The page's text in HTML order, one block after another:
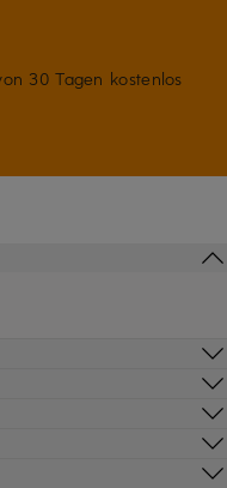
30 Tagen kostenlos